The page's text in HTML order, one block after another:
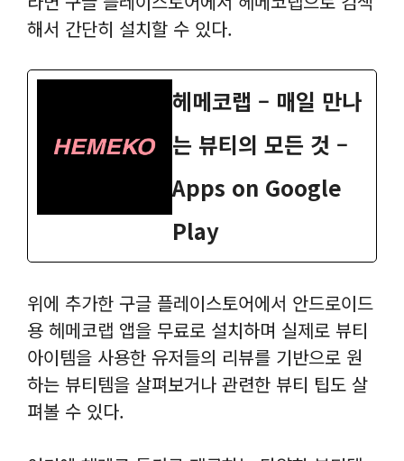
해서 간단히 설치할 수 있다.
헤메코랩 – 매일 만나
는 뷰티의 모든 것 –
Apps on Google
Play
위에 추가한 구글 플레이스토어에서 안드로이드
용 헤메코랩 앱을 무료로 설치하며 실제로 뷰티
아이템을 사용한 유저들의 리뷰를 기반으로 원
하는 뷰티템을 살펴보거나 관련한 뷰티 팁도 살
펴볼 수 있다.